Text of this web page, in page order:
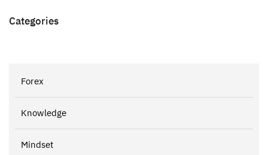
Categories
Forex
Knowledge
Mindset